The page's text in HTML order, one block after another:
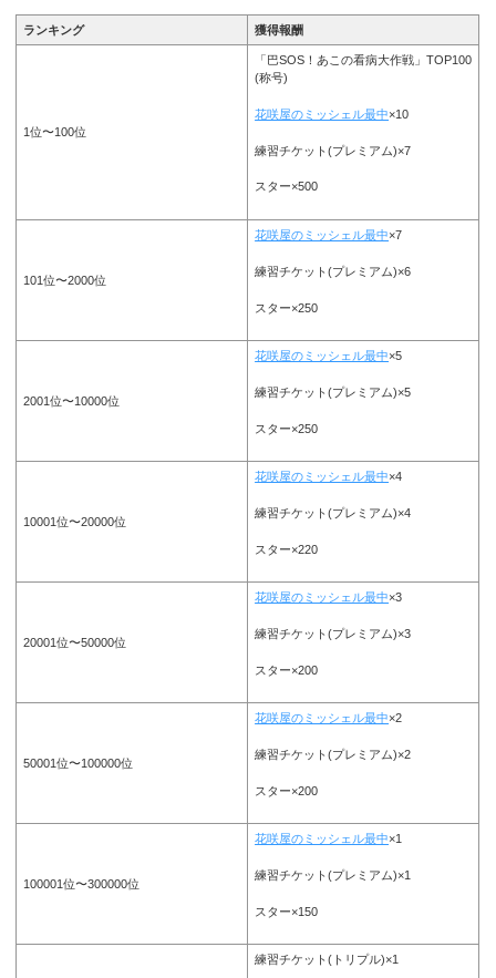
ランキング 獲得報酬
1位〜100位
「巴SOS！あこの看病大作戦」TOP100
(称号)
花咲屋のミッシェル最中×10
練習チケット(プレミアム)×7
スター×500
101位〜2000位
花咲屋のミッシェル最中×7
練習チケット(プレミアム)×6
スター×250
2001位〜10000位
花咲屋のミッシェル最中×5
練習チケット(プレミアム)×5
スター×250
10001位〜20000位
花咲屋のミッシェル最中×4
練習チケット(プレミアム)×4
スター×220
20001位〜50000位
花咲屋のミッシェル最中×3
練習チケット(プレミアム)×3
スター×200
50001位〜100000位
花咲屋のミッシェル最中×2
練習チケット(プレミアム)×2
スター×200
100001位〜300000位
花咲屋のミッシェル最中×1
練習チケット(プレミアム)×1
スター×150
練習チケット(トリプル)×1